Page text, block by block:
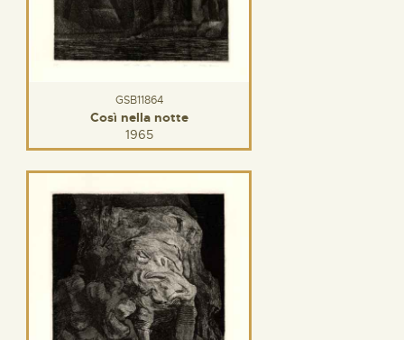
GSB11864
Così nella notte
1965